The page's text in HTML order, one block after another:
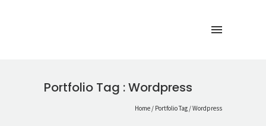
Portfolio Tag : Wordpress
Home / Portfolio Tag /Wordpress